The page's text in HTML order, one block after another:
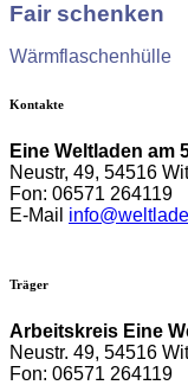
Fair schenken
Wärmflaschenhülle
Kontakte
Eine Weltladen am
Neustr, 49, 54516
Fon: 06571 264119
E-Mail
Träger
Arbeitskreis Eine
Neustr. 49, 54516
Fon: 06571 264119